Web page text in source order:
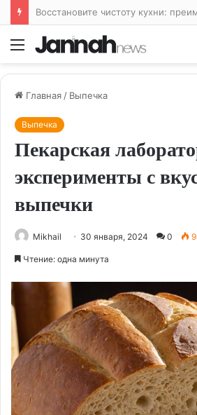
Меню
Главная / Выпечка
Выпечка
Пекарская
эксперименты с
выпечки
Mikhail 30 января, 2024 0
Чтение: одна минута